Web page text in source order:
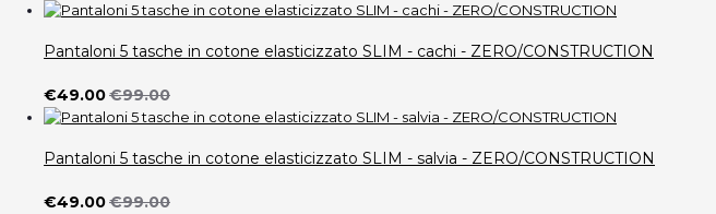
Pantaloni 5 tasche in cotone elasticizzato SLIM - cachi - ZERO/CONSTRUCTION
€49.00€99.00
Pantaloni 5 tasche in cotone elasticizzato SLIM - salvia - ZERO/CONSTRUCTION
€49.00€99.00